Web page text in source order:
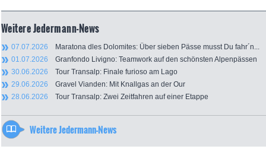
Weitere Jedermann-News
07.07.2026 Maratona dles Dolomites: Über sieben Pässe musst Du fahr´n...
01.07.2026 Granfondo Livigno: Teamwork auf den schönsten Alpenpässen
30.06.2026 Tour Transalp: Finale furioso am Lago
29.06.2026 Gravel Vianden: Mit Knallgas an der Our
28.06.2026 Tour Transalp: Zwei Zeitfahren auf einer Etappe
Weitere Jedermann-News